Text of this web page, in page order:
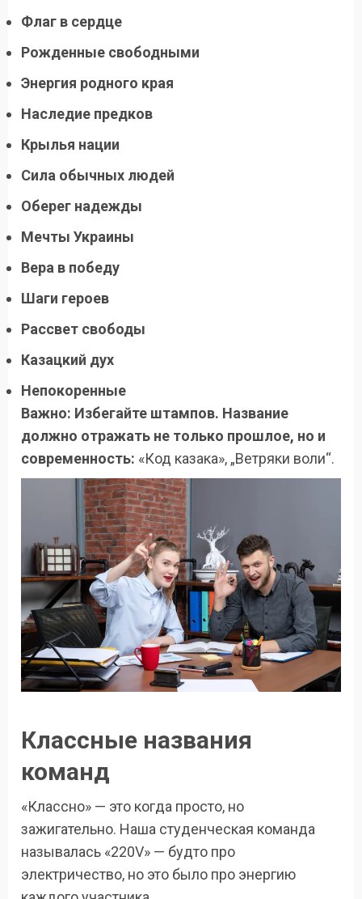
Флаг в сердце
Рожденные свободными
Энергия родного края
Наследие предков
Крылья нации
Сила обычных людей
Оберег надежды
Мечты Украины
Вера в победу
Шаги героев
Рассвет свободы
Казацкий дух
Непокоренные
Важно: Избегайте штампов. Название
должно отражать не только прошлое, но и
современность: «Код казака», „Ветряки воли“.
Классные названия
команд
«Классно» — это когда просто, но
зажигательно. Наша студенческая команда
называлась «220V» — будто про
электричество, но это было про энергию